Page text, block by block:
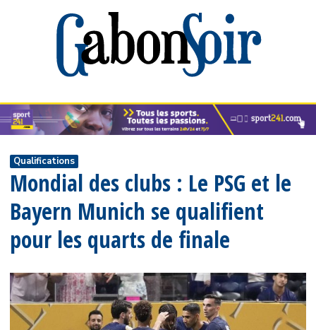
Qualifications
Mondial des clubs : Le PSG et le
Bayern Munich se qualifient
pour les quarts de finale